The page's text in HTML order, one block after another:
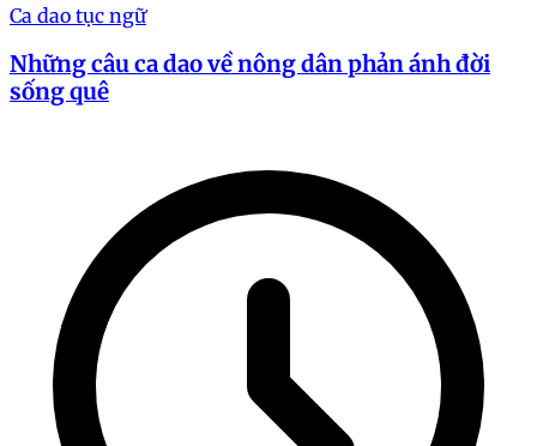
Ca dao tục ngữ
Những câu ca dao về nông dân phản ánh đời
sống quê